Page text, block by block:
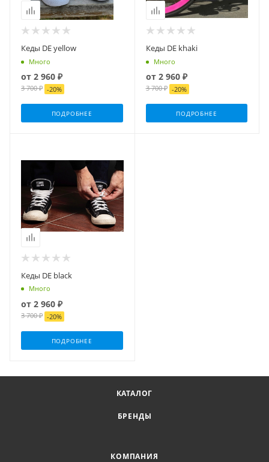
Кеды DE yellow
Много
от 2 960 ₽
3 700 ₽ -20%
ПОДРОБНЕЕ
Кеды DE khaki
Много
от 2 960 ₽
3 700 ₽ -20%
ПОДРОБНЕЕ
Кеды DE black
Много
от 2 960 ₽
3 700 ₽ -20%
ПОДРОБНЕЕ
КАТАЛОГ
БРЕНДЫ
КОМПАНИЯ